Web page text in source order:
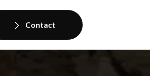
Contact